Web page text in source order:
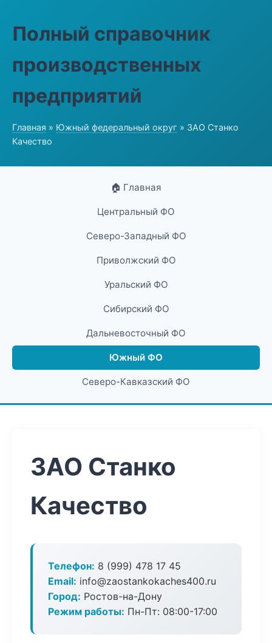
Полный справочник
производственных
предприятий
Главная » Южный федеральный округ » ЗАО Станко
Качество
🏠 Главная
Центральный ФО
Северо-Западный ФО
Приволжский ФО
Уральский ФО
Сибирский ФО
Дальневосточный ФО
Южный ФО
Северо-Кавказский ФО
ЗАО Станко
Качество
Телефон: 8 (999) 478 17 45
Email: info@zaostankokaches400.ru
Город: Ростов-на-Дону
Режим работы: Пн-Пт: 08:00-17:00